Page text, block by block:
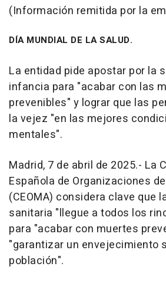
(Información remitida por la
DÍA MUNDIAL DE LA SALUD.
La entidad pide apostar por la
infancia para "acabar con las
prevenibles" y lograr que las
la vejez "en las mejores
mentales".
Madrid, 7 de abril de 2025.- La
Española de Organizaciones
(CEOMA) considera clave que
sanitaria "llegue a todos los
para "acabar con muertes
"garantizar un envejecimiento
población".